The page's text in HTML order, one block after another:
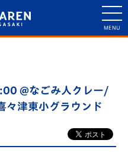
@なごみ人クレー/
々津東小グラウンド